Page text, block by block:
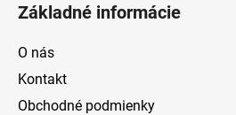
Základné informácie
O nás
Kontakt
Obchodné podmienky